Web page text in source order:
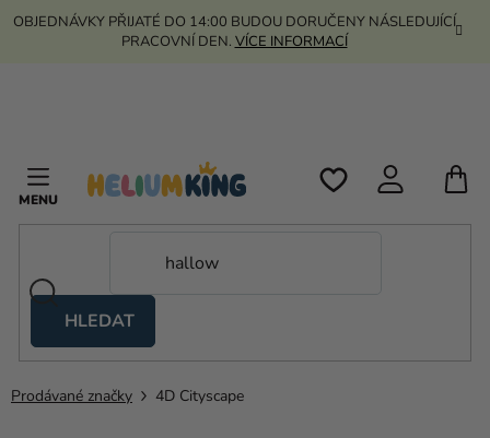
Přejít
OBJEDNÁVKY PŘIJATÉ DO 14:00 BUDOU DORUČENY NÁSLEDUJÍCÍ
PRACOVNÍ DEN. VÍCE INFORMACÍ
HLEDAT
stany
Kanekalon
Prodávané značky 4D Cityscape